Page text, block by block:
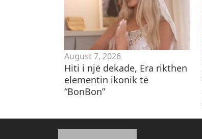
August 7, 2026
Hiti i një dekade, Era rikthen
elementin ikonik të
“BonBon”